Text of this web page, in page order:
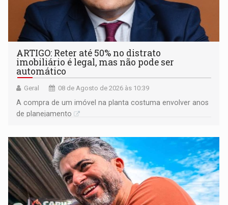
ARTIGO: Reter até 50% no distrato
imobiliário é legal, mas não pode ser
automático
Geral 08 de Agosto de 2026 às 10:39
A compra de um imóvel na planta costuma envolver anos
de planejamento